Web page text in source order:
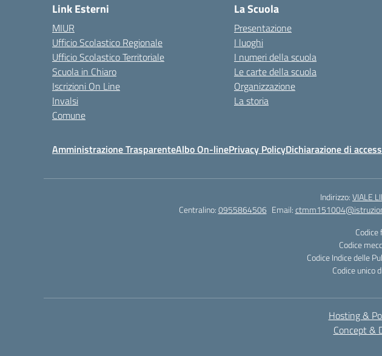
Link Esterni
MIUR
Ufficio Scolastico Regionale
Ufficio Scolastico Territoriale
Scuola in Chiaro
Iscrizioni On Line
Invalsi
Comune
La Scuola
Presentazione
I luoghi
I numeri della scuola
Le carte della scuola
Organizzazione
La storia
Amministrazione TrasparenteAlbo On-linePrivacy PolicyDichiarazione di
Indirizzo:VIALE
Centralino:0955864506 Email:
Codice
Codice Indice delle
Codice unico
Hosting &
Concept &